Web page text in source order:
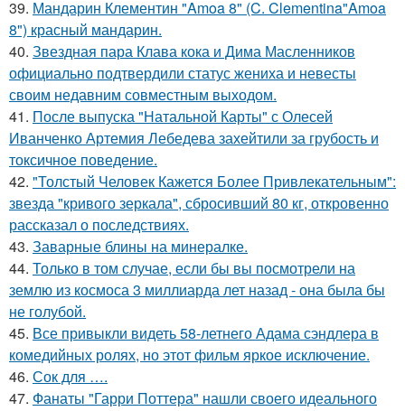
39. Мандарин Клементин "Amoa 8" (C. Clementina"Amoa
8") красный мандарин.
40. Звездная пара Клава кока и Дима Масленников
официально подтвердили статус жениха и невесты
своим недавним совместным выходом.
41. После выпуска "Натальной Карты" с Олесей
Иванченко Артемия Лебедева захейтили за грубость и
токсичное поведение.
42. "Толстый Человек Кажется Более Привлекательным":
звезда "кривого зеркала", сбросивший 80 кг, откровенно
рассказал о последствиях.
43. Заварные блины на минералке.
44. Только в том случае, если бы вы посмотрели на
землю из космоса 3 миллиарда лет назад - она была бы
не голубой.
45. Все привыкли видеть 58-летнего Адама сэндлера в
комедийных ролях, но этот фильм яркое исключение.
46. Сок для ….
47. Фанаты "Гарри Поттера" нашли своего идеального